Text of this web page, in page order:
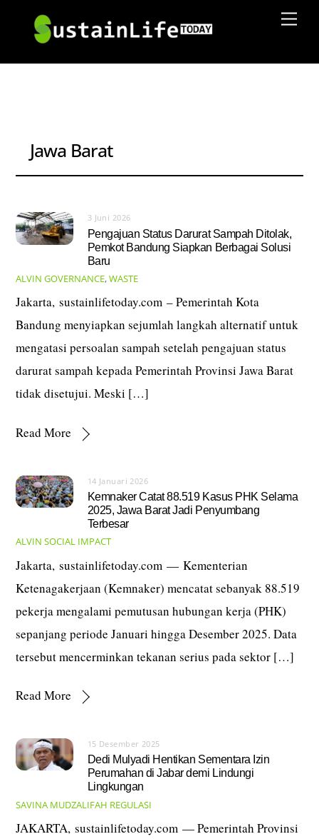
content
Jawa Barat
3 Juni 2026
Pengajuan Status Darurat Sampah Ditolak,
Pemkot Bandung Siapkan Berbagai Solusi
Baru
ALVIN GOVERNANCE,WASTE
Jakarta, sustainlifetoday.com – Pemerintah Kota
Bandung menyiapkan sejumlah langkah alternatif untuk
mengatasi persoalan sampah setelah pengajuan status
darurat sampah kepada Pemerintah Provinsi Jawa Barat
tidak disetujui. Meski […]
Read More
14 Januari 2026
Kemnaker Catat 88.519 Kasus PHK Selama
2025, Jawa Barat Jadi Penyumbang
Terbesar
ALVIN SOCIAL IMPACT
Jakarta, sustainlifetoday.com — Kementerian
Ketenagakerjaan (Kemnaker) mencatat sebanyak 88.519
pekerja mengalami pemutusan hubungan kerja (PHK)
sepanjang periode Januari hingga Desember 2025. Data
tersebut mencerminkan tekanan serius pada sektor […]
Read More
15 Desember 2025
Dedi Mulyadi Hentikan Sementara Izin
Perumahan di Jabar demi Lindungi
Lingkungan
SAVINA MUDZALIFAH REGULASI
JAKARTA, sustainlifetoday.com — Pemerintah Provinsi